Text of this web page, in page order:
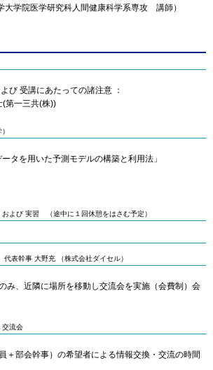
大学院医学研究科人間健康科学系専攻 講師）
び 受講にあたっての諸注意 ：
(第一三共(株))
タを用いた予測モデルの構築と利用法」
よび 実習 （途中に１回休憩をはさむ予定）
表幹事 大野充 （株式会社ダイセル）
み、近隣に場所を移動し交流会を実施（会費制）会
交流会
＋部会幹事）の希望者による情報交換・交流の時間